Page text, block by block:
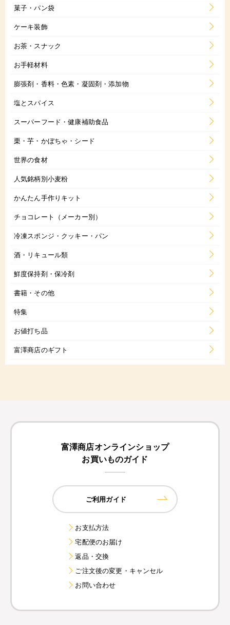
菓子・パン袋
ケーキ装飾
お茶・スナック
お手軽材料
膨張剤・香料・色素・凝固剤・添加物
塩とスパイス
スーパーフード・健康補助食品
栗・芋・かぼちゃ・シード
世界の食材
人気銘柄別小麦粉
かんたん手作りキット
チョコレート（メーカー別）
冷凍スポンジ・クッキー・パン
酒・リキュール類
鮮度保持剤・保冷剤
書籍・その他
特集
お値打ち品
富澤商店のギフト
富澤商店オンラインショップ
お買いものガイド
ご利用ガイド
お支払方法
宅配便のお届け
返品・交換
ご注文後の変更・キャンセル
お問い合わせ